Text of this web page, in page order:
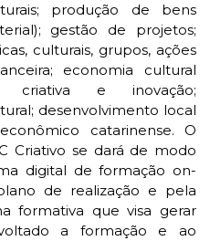
produção de bens
gestão de projetos;
culturais, grupos, ações
economia cultural
criativa e inovação;
desenvolvimento local
catarinense. O
Criativo se dará de modo
digital de formação on-
de realização e pela
formativa que visa gerar
a formação e ao